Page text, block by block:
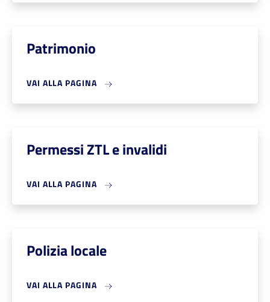
Patrimonio
VAI ALLA PAGINA
Permessi ZTL e invalidi
VAI ALLA PAGINA
Polizia locale
VAI ALLA PAGINA